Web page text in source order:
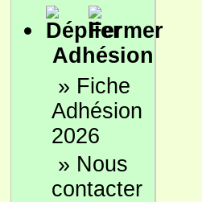
Adhésion
» Fiche
Adhésion
2026
» Nous
contacter